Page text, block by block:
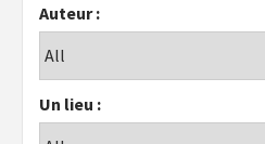
Auteur :
Un lieu :